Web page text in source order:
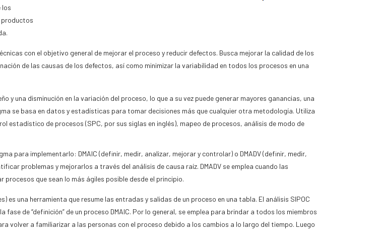
los
productos
con el objetivo general de mejorar el proceso y reducir defectos. Busca mejorar la calidad de los
de las causas de los defectos, así como minimizar la variabilidad en todos los procesos en una
y una disminución en la variación del proceso, lo que a su vez puede generar mayores ganancias, una
se basa en datos y estadísticas para tomar decisiones más que cualquier otra metodología. Utiliza
de procesos (SPC, por sus siglas en inglés), mapeo de procesos, análisis de modo de
para implementarlo: DMAIC (definir, medir, analizar, mejorar y controlar) o DMADV (definir, medir,
problemas y mejorarlos a través del análisis de causa raíz. DMADV se emplea cuando las
que sean lo más ágiles posible desde el principio.
es una herramienta que resume las entradas y salidas de un proceso en una tabla. El análisis SIPOC
de “definición” de un proceso DMAIC. Por lo general, se emplea para brindar a todos los miembros
volver a familiarizar a las personas con el proceso debido a los cambios a lo largo del tiempo. Luego